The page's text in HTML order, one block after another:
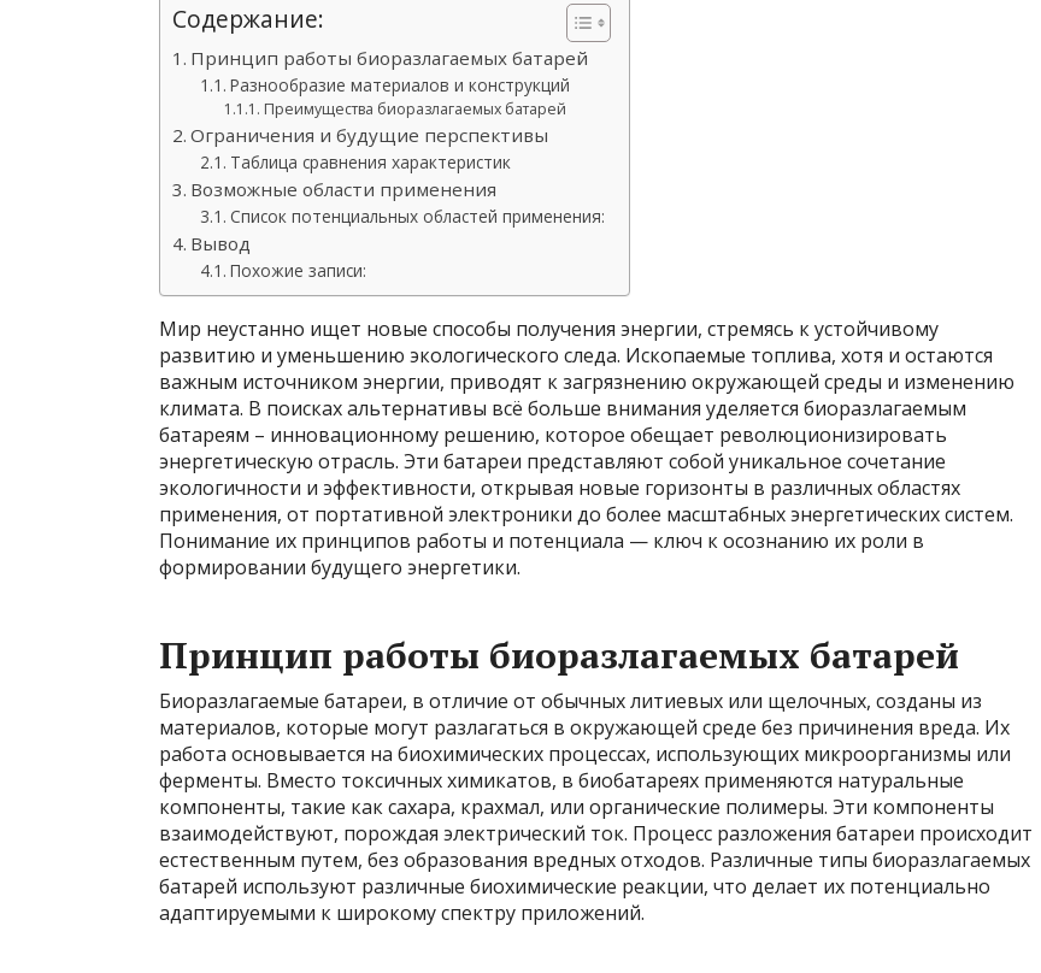
Содержание:
Принцип работы биоразлагаемых батарей
Разнообразие материалов и конструкций
Преимущества биоразлагаемых батарей
Ограничения и будущие перспективы
Таблица сравнения характеристик
Возможные области применения
Список потенциальных областей применения:
Вывод
Похожие записи:
Мир неустанно ищет новые способы получения энергии, стремясь к устойчивому
развитию и уменьшению экологического следа. Ископаемые топлива, хотя и остаются
важным источником энергии, приводят к загрязнению окружающей среды и изменению
климата. В поисках альтернативы всё больше внимания уделяется биоразлагаемым
батареям – инновационному решению, которое обещает революционизировать
энергетическую отрасль. Эти батареи представляют собой уникальное сочетание
экологичности и эффективности, открывая новые горизонты в различных областях
применения, от портативной электроники до более масштабных энергетических систем.
Понимание их принципов работы и потенциала — ключ к осознанию их роли в
формировании будущего энергетики.
Принцип работы биоразлагаемых батарей
Биоразлагаемые батареи, в отличие от обычных литиевых или щелочных, созданы из
материалов, которые могут разлагаться в окружающей среде без причинения вреда. Их
работа основывается на биохимических процессах, использующих микроорганизмы или
ферменты. Вместо токсичных химикатов, в биобатареях применяются натуральные
компоненты, такие как сахара, крахмал, или органические полимеры. Эти компоненты
взаимодействуют, порождая электрический ток. Процесс разложения батареи происходит
естественным путем, без образования вредных отходов. Различные типы биоразлагаемых
батарей используют различные биохимические реакции, что делает их потенциально
адаптируемыми к широкому спектру приложений.